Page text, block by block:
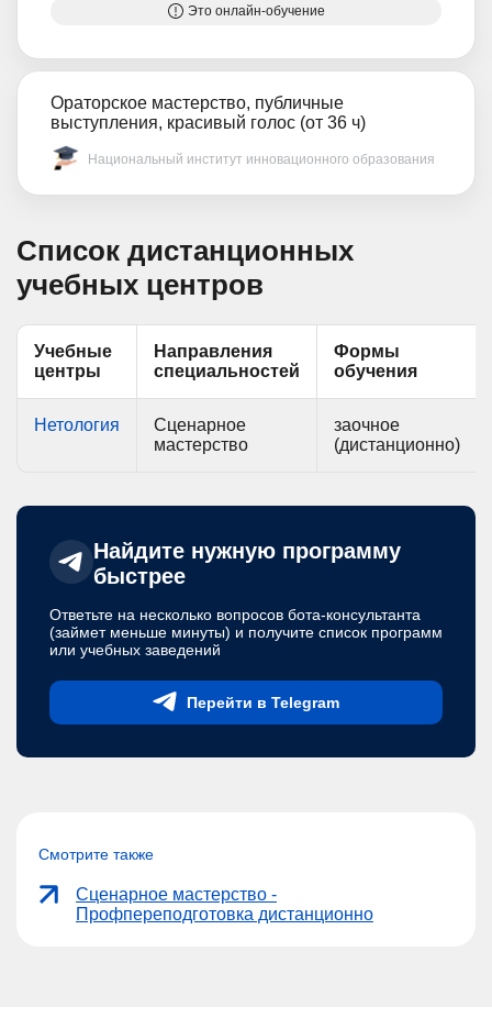
Это онлайн-обучение
Ораторское мастерство, публичные
выступления, красивый голос (от 36 ч)
Национальный институт инновационного образования
Список дистанционных
учебных центров
Учебные
центры
Направления
специальностей
Формы
обучения
Нетология
Сценарное
мастерство
заочное
(дистанционно)
Найдите нужную программу
быстрее
Ответьте на несколько вопросов бота-консультанта
(займет меньше минуты) и получите список программ
или учебных заведений
Перейти в Telegram
Смотрите также
Сценарное мастерство -
Профпереподготовка дистанционно